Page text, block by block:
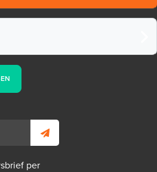
per